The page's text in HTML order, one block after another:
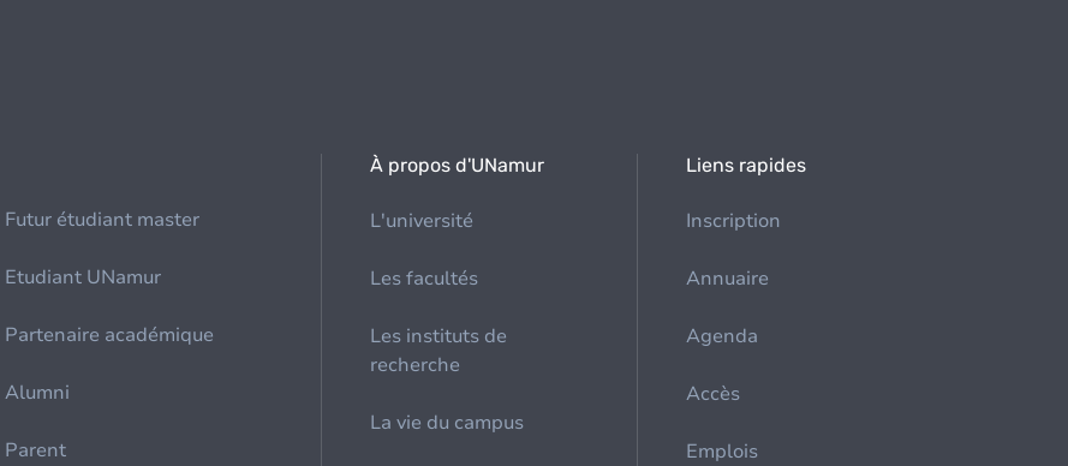
Futur étudiant master
Etudiant UNamur
Partenaire académique
Alumni
Parent
À propos d'UNamur
L'université
Les facultés
Les instituts de
recherche
La vie du campus
Liens rapides
Inscription
Annuaire
Agenda
Accès
Emplois